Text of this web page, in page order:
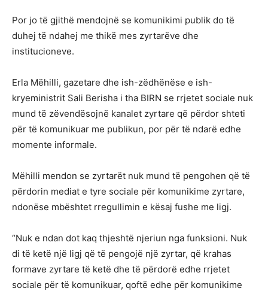
Por jo të gjithë mendojnë se komunikimi publik do të
duhej të ndahej me thikë mes zyrtarëve dhe
institucioneve.
Erla Mëhilli, gazetare dhe ish-zëdhënëse e ish-
kryeministrit Sali Berisha i tha BIRN se rrjetet sociale nuk
mund të zëvendësojnë kanalet zyrtare që përdor shteti
për të komunikuar me publikun, por për të ndarë edhe
momente informale.
Mëhilli mendon se zyrtarët nuk mund të pengohen që të
përdorin mediat e tyre sociale për komunikime zyrtare,
ndonëse mbështet rregullimin e kësaj fushe me ligj.
“Nuk e ndan dot kaq thjeshtë njeriun nga funksioni. Nuk
di të ketë një ligj që të pengojë një zyrtar, që krahas
formave zyrtare të ketë dhe të përdorë edhe rrjetet
sociale për të komunikuar, qoftë edhe për komunikime